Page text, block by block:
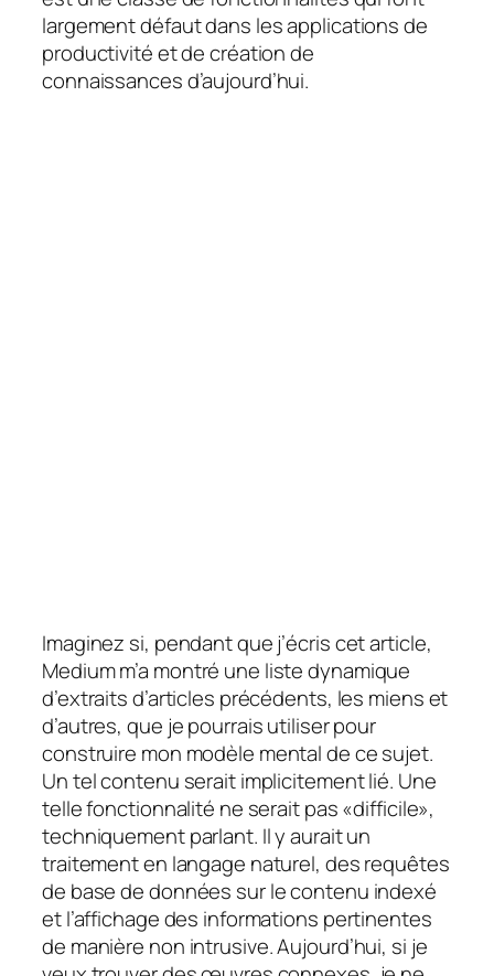
largement défaut dans les applications de
productivité et de création de
connaissances d’aujourd’hui.
Imaginez si, pendant que j’écris cet article,
Medium m’a montré une liste dynamique
d’extraits d’articles précédents, les miens et
d’autres, que je pourrais utiliser pour
construire mon modèle mental de ce sujet.
Un tel contenu serait implicitement lié. Une
telle fonctionnalité ne serait pas «difficile»,
techniquement parlant. Il y aurait un
traitement en langage naturel, des requêtes
de base de données sur le contenu indexé
et l’affichage des informations pertinentes
de manière non intrusive. Aujourd’hui, si je